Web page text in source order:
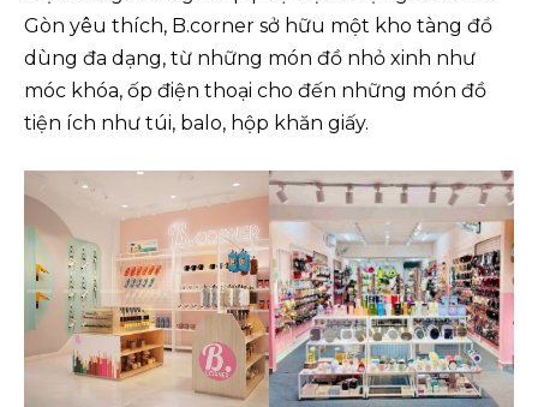
Gòn yêu thích, B.corner sở hữu một kho tàng đồ
dùng đa dạng, từ những món đồ nhỏ xinh như
móc khóa, ốp điện thoại cho đến những món đồ
tiện ích như túi, balo, hộp khăn giấy.